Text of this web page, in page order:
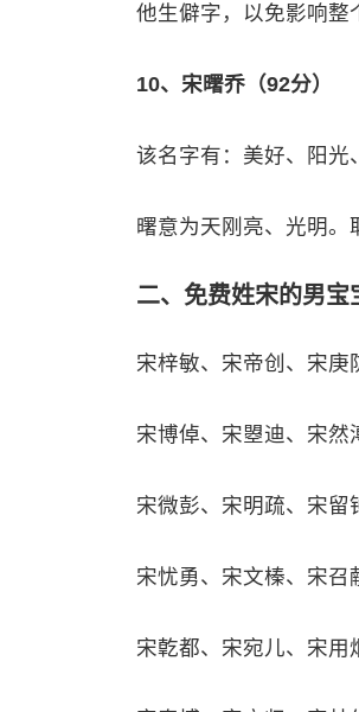
他生僻字，以免影响整
10、宋曙乔（92分）
该名字有：美好、阳光
曙意为天刚亮、光明。
二、免费姓宋的男宝
宋梓敏、宋帝创、宋庚
宋博倬、宋曌迪、宋然
宋微彭、宋明疏、宋留
宋忧勇、宋文榛、宋召
宋亁都、宋宛儿、宋用